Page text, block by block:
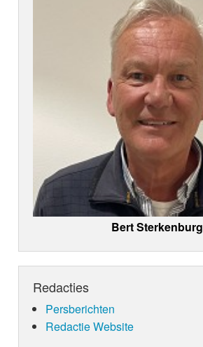
Bert Sterkenburg
Redacties
Persberichten
Redactie Website